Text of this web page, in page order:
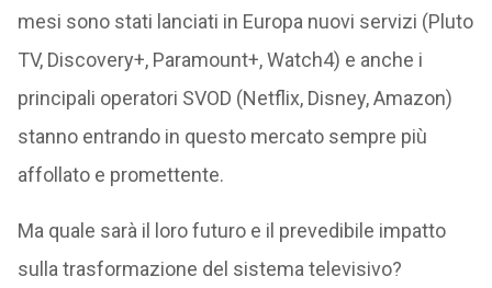
mesi sono stati lanciati in Europa nuovi servizi (Pluto
TV, Discovery+, Paramount+, Watch4) e anche i
principali operatori SVOD (Netflix, Disney, Amazon)
stanno entrando in questo mercato sempre più
affollato e promettente.
Ma quale sarà il loro futuro e il prevedibile impatto
sulla trasformazione del sistema televisivo?